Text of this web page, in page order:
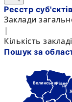
Реєстр
Заклади
|
Кількість
Пошук за
Рівне-
нська
Волинська